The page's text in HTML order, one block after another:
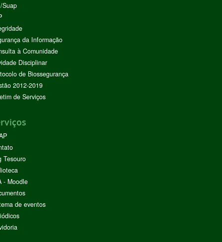
Suap
da Informação
à Comunidade
Disciplinar
de Biossegurança
2012-2019
de Serviços
Tesouro
- Moodle
de eventos